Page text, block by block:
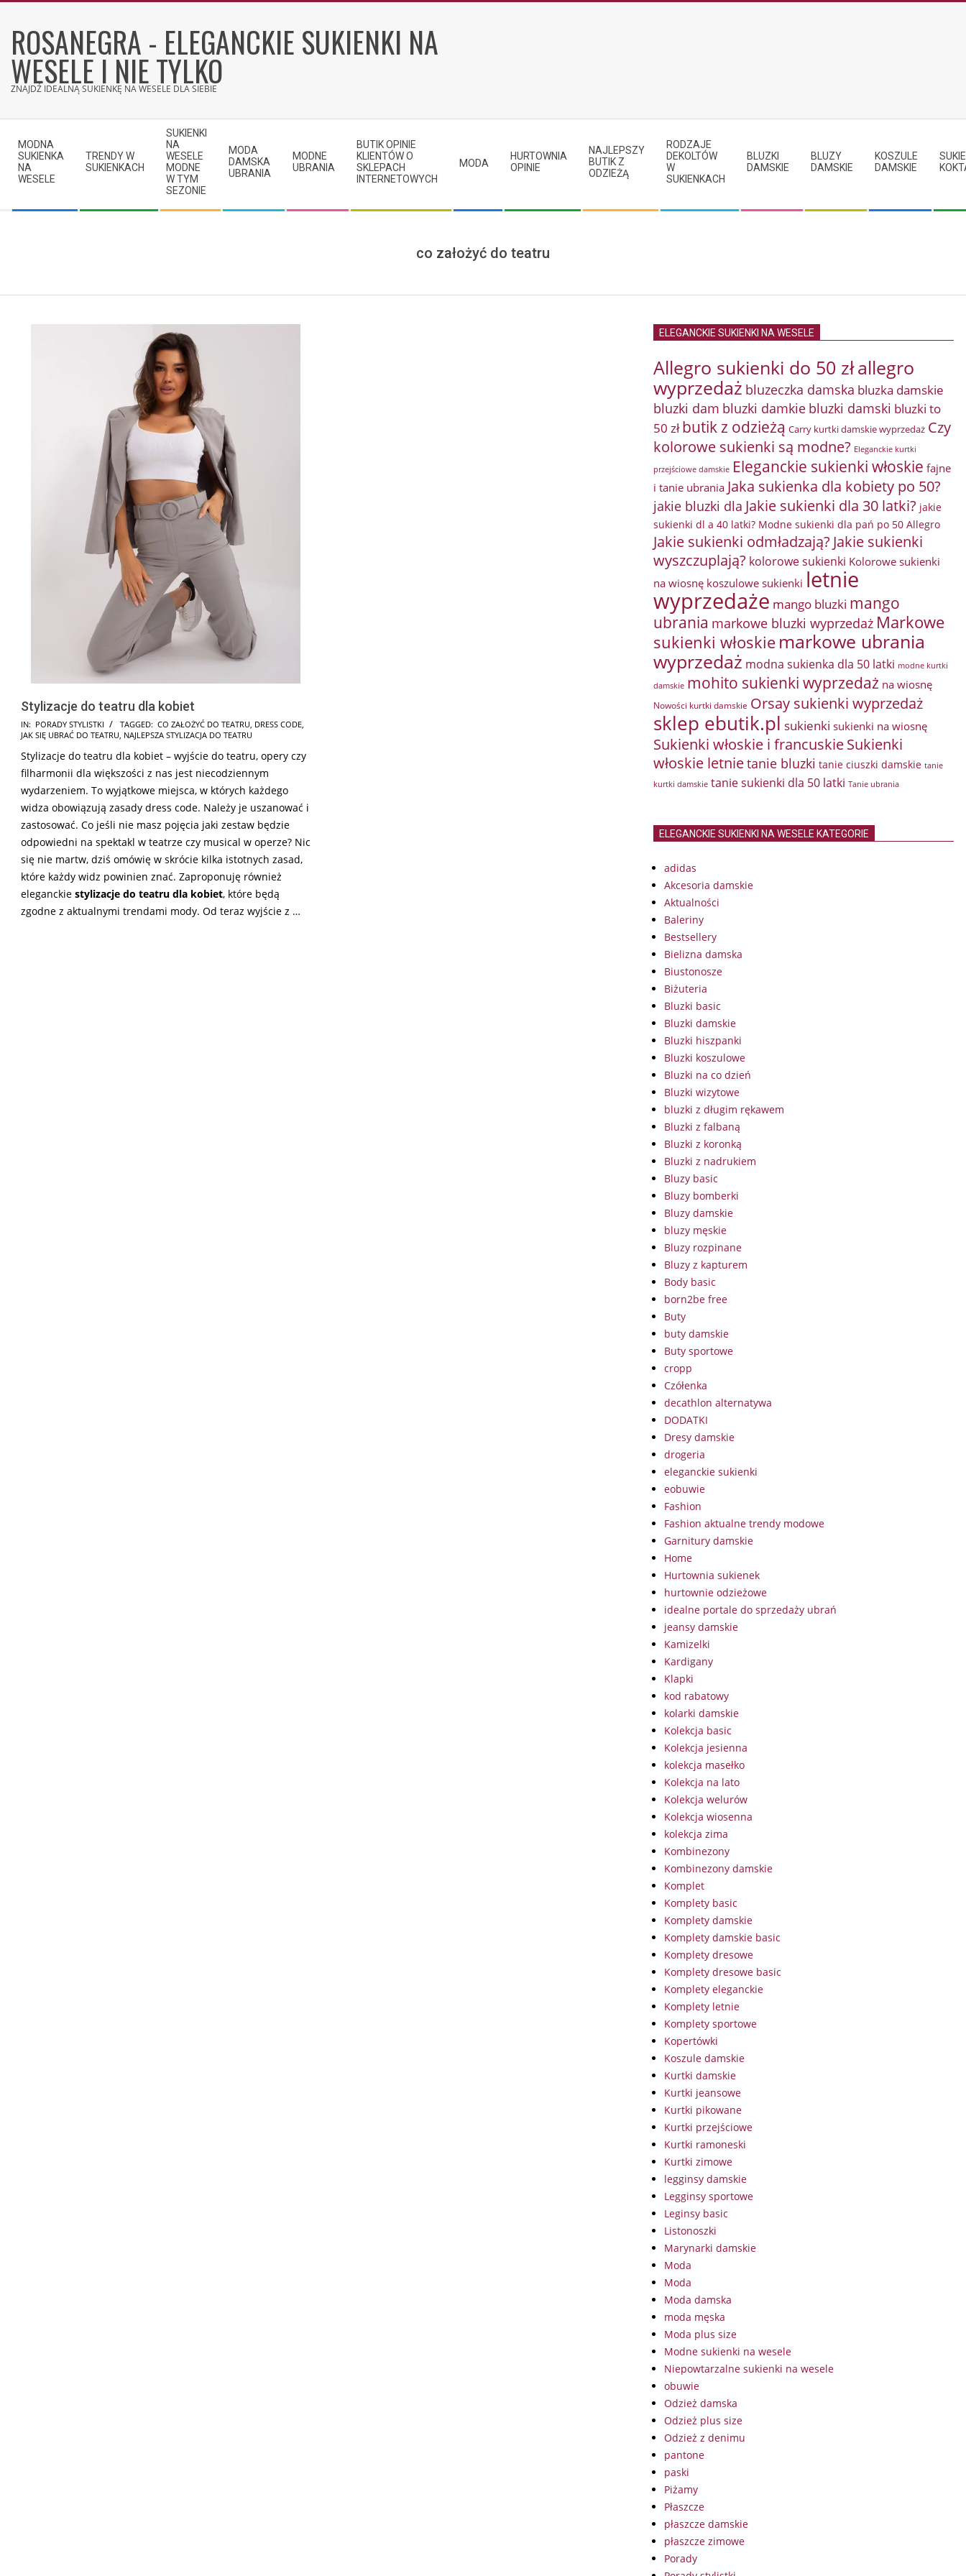
contentROSANEGRA - ELEGANCKIE SUKIENKI NA
WESELE I NIE TYLKO
ZNAJDŹ IDEALNĄ SUKIENKĘ NA WESELE DLA SIEBIE
Navigation
Menu
MODNA
SUKIENKA
NA
WESELE
TRENDY W
SUKIENKACH
SUKIENKI
NA
WESELE
MODNE
W TYM
SEZONIE
MODA
DAMSKA
UBRANIA
MODNE
UBRANIA
BUTIK OPINIE
KLIENTÓW O
SKLEPACH
INTERNETOWYCH
MODA
HURTOWNIA
OPINIE
NAJLEPSZY
BUTIK Z
ODZIEŻĄ
RODZAJE
DEKOLTÓW
W
SUKIENKACH
BLUZKI
DAMSKIE
BLUZY
DAMSKIE
KOSZULE
DAMSKIE
co założyć do teatru
Stylizacje do teatru dla kobiet
2025-
06-
12
IN: PORADY STYLISTKI TAGGED: CO ZAŁOŻYĆ DO TEATRU, DRESS CODE,
JAK SIĘ UBRAĆ DO TEATRU, NAJLEPSZA STYLIZACJA DO TEATRU
Stylizacje do teatru dla kobiet – wyjście do teatru, opery czy
filharmonii dla większości z nas jest niecodziennym
wydarzeniem. To wyjątkowe miejsca, w których każdego
widza obowiązują zasady dress code. Należy je uszanować i
zastosować. Co jeśli nie masz pojęcia jaki zestaw będzie
odpowiedni na spektakl w teatrze czy musical w operze? Nic
się nie martw, dziś omówię w skrócie kilka istotnych zasad,
które każdy widz powinien znać. Zaproponuję również
eleganckie stylizacje do teatru dla kobiet, które będą
zgodne z aktualnymi trendami mody. Od teraz wyjście z …
ELEGANCKIE SUKIENKI NA WESELE
Allegro sukienki do 50 złallegro
wyprzedaż bluzeczka damska bluzka damskie
bluzki dam bluzki damkie bluzki damski bluzki to
50 zł butik z odzieżą Carry kurtki damskie wyprzedaż Czy
kolorowe sukienki są modne? Eleganckie kurtki
przejściowe damskie Eleganckie sukienki włoskie fajne
i tanie ubrania Jaka sukienka dla kobiety po 50?
jakie bluzki dla Jakie sukienki dla 30 latki? jakie
sukienki dl a 40 latki? Modne sukienki dla pań po 50 Allegro
Jakie sukienki odmładzają? Jakie sukienki
wyszczuplają? kolorowe sukienki Kolorowe sukienki
na wiosnę koszulowe sukienki letnie
wyprzedaże mango bluzki mango
ubrania markowe bluzki wyprzedaż Markowe
sukienki włoskie markowe ubrania
wyprzedaż modna sukienka dla 50 latki modne kurtki
damskie mohito sukienki wyprzedaż na wiosnę
Nowości kurtki damskie Orsay sukienki wyprzedaż
sklep ebutik.pl sukienki sukienki na wiosnę
Sukienki włoskie i francuskieSukienki
włoskie letnietanie bluzki tanie ciuszki damskie tanie
kurtki damskie tanie sukienki dla 50 latki Tanie ubrania
ELEGANCKIE SUKIENKI NA WESELE KATEGORIE
adidas
Akcesoria damskie
Aktualności
Baleriny
Bestsellery
Bielizna damska
Biustonosze
Biżuteria
Bluzki basic
Bluzki damskie
Bluzki hiszpanki
Bluzki koszulowe
Bluzki na co dzień
Bluzki wizytowe
bluzki z długim rękawem
Bluzki z falbaną
Bluzki z koronką
Bluzki z nadrukiem
Bluzy basic
Bluzy bomberki
Bluzy damskie
bluzy męskie
Bluzy rozpinane
Bluzy z kapturem
Body basic
born2be free
Buty
buty damskie
Buty sportowe
cropp
Czółenka
decathlon alternatywa
DODATKI
Dresy damskie
drogeria
eleganckie sukienki
eobuwie
Fashion
Fashion aktualne trendy modowe
Garnitury damskie
Home
Hurtownia sukienek
hurtownie odzieżowe
idealne portale do sprzedaży ubrań
jeansy damskie
Kamizelki
Kardigany
Klapki
kod rabatowy
kolarki damskie
Kolekcja basic
Kolekcja jesienna
kolekcja masełko
Kolekcja na lato
Kolekcja welurów
Kolekcja wiosenna
kolekcja zima
Kombinezony
Kombinezony damskie
Komplet
Komplety basic
Komplety damskie
Komplety damskie basic
Komplety dresowe
Komplety dresowe basic
Komplety eleganckie
Komplety letnie
Komplety sportowe
Kopertówki
Koszule damskie
Kurtki damskie
Kurtki jeansowe
Kurtki pikowane
Kurtki przejściowe
Kurtki ramoneski
Kurtki zimowe
legginsy damskie
Legginsy sportowe
Leginsy basic
Listonoszki
Marynarki damskie
Moda
Moda
Moda damska
moda męska
Moda plus size
Modne sukienki na wesele
Niepowtarzalne sukienki na wesele
obuwie
Odzież damska
Odzież plus size
Odzież z denimu
pantone
paski
Piżamy
Płaszcze
płaszcze damskie
płaszcze zimowe
Porady